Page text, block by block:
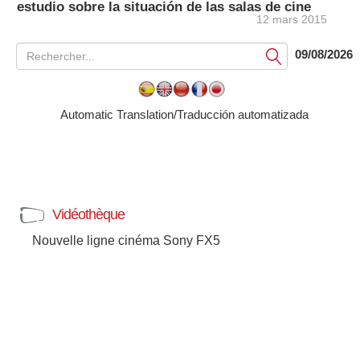
estudio sobre la situación de las salas de cine
12 mars 2015
Soumettre09/08/2026
Automatic Translation/Traducción automatizada
Vidéothèque
Nouvelle ligne cinéma Sony FX5